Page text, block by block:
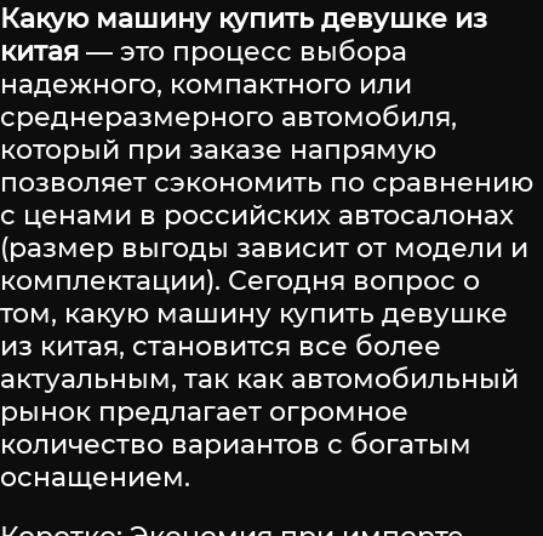
Какую машину купить девушке из
китая — это процесс выбора
надежного, компактного или
среднеразмерного автомобиля,
который при заказе напрямую
позволяет сэкономить по сравнению
с ценами в российских автосалонах
(размер выгоды зависит от модели и
комплектации). Сегодня вопрос о
том, какую машину купить девушке
из китая, становится все более
актуальным, так как автомобильный
рынок предлагает огромное
количество вариантов с богатым
оснащением.